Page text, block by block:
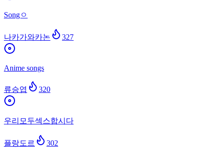
Songㅇ
나카가와카논 327
Anime songs
류승엽 320
우리모두섹스합시다
플랑도르 302